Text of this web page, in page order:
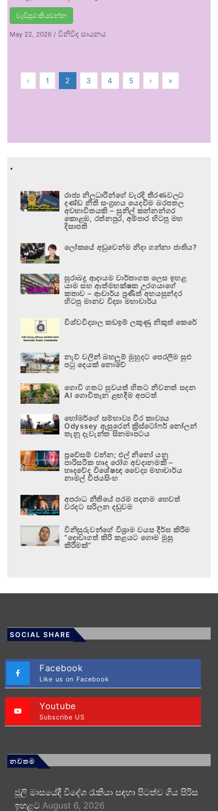
වැඩිපුර කියවන්න
May 22, 2026 / විනිවිද සායනය
‹ 1 2 3 4 5 › »
.
රාජ්‍ය නිලධාරීන්ගේ වැරදි තීරණවලට
දණ්ඩ නීති සංග්‍රහය යෙදවීම බරපතල
අවභාවිතයකි – සුනිල් කන්නන්ගර
කොළඹ, රත්නපුර, අම්පාර හිටපු මහ
දිසාපති
ලෝකයේ අඩුවෙන්ම නිදා ගන්නා ජාතිය?
සුරාබදු ආදායම වාර්තාගත ලෙස ඉහළ
යාම සහ ආත්මභක්ෂක උරගයාගේ
කතාව – ආචාර්ය ප්‍රණීත් අභයසුන්දර
හිටපු මානව විද්‍යා මහාචාර්ය
විශ්වවිද්‍යාල කඩඉම් ලකුණු නිකුත් කෙරේ
නැව් වලින් බහලුම් මුහුදට පෙරලීම සුළු
පටු දෙයක් නොවේ
ගොවි ගතට සුවයත් හිතට නිවනත් සදන
AI ගොවිතැන ළඟදීම අපටත්
හෝමර්ගේ සම්භාව්‍ය වීර කාව්‍යය
Odyssey ඇසුරෙන් ක්‍රිස්ටෝෆර් නෝලන්
තැනූ දැවැන්ත සිනමාපටය
ප්‍රවේසම් වන්න; එල් නිනෝ යනු
පාරිසරික හෘද රෝග අවදානමකි –
හෘදවේද විශේෂඥ වෛද්‍ය මහාචාර්ය
නාමල් විජයසිංහ
අපරාධ නීතියේ පරම පදනම හෙවත්
වරදට සරිලන දඬුවම
විනිසුරුවන්ගේ විශ්‍රාම වයස දීර්ඝ කිරීම
“දොවාගත් කිරි කළයට ගොම මුසු
කිරීමක්”
SOCIAL SHARE
Facebook
Like us on Facebook
Youtube
Subscribe US
නවතම
ජූලි මාසයේදී විදේශ රැකියා සඳහා පිටත්ව ගිය පිරිස
ඉහළට August 6, 2026